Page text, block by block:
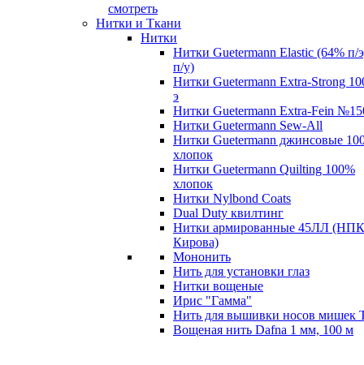
смотреть
Нитки и Ткани
Нитки
Нитки Guetermann Elastic (64% п/
п/у)
Нитки Guetermann Extra-Strong
э
Нитки Guetermann Extra-Fein
Нитки Guetermann Sew-All
Нитки Guetermann джинсовые
хлопок
Нитки Guetermann Quilting 100%
хлопок
Нитки Nylbond Coats
Dual Duty квилтинг
Нитки армированные 45ЛЛ
Кирова)
Мононить
Нить для установки глаз
Нитки вощеные
Ирис "Гамма"
Нить для вышивки носов мишек
Вощеная нить Dafna 1 мм, 100 м